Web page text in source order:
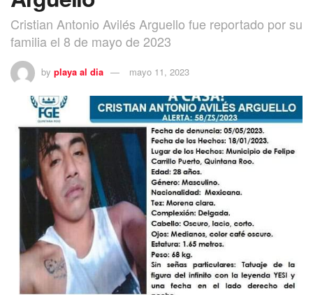
Cristian Antonio Avilés Arguello fue reportado por su
familia el 8 de mayo de 2023
by playa al dia mayo 11, 2023